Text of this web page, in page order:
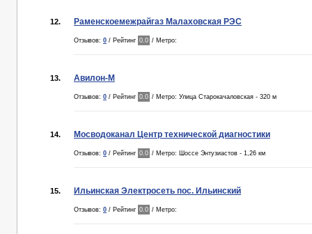
12. Раменскоемежрайгаз Малаховская РЭС
Отзывов: 0 / Рейтинг 0.0 / Метро:
13. Авилон-М
Отзывов: 0 / Рейтинг 0.0 / Метро: Улица Старокачаловская - 320 м
14. Мосводоканал Центр технической диагностики
Отзывов: 0 / Рейтинг 0.0 / Метро: Шоссе Энтузиастов - 1,26 км
15. Ильинская Электросеть пос. Ильинский
Отзывов: 0 / Рейтинг 0.0 / Метро: